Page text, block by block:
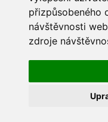
přizpůsobeného
návštěvnosti
zdroje